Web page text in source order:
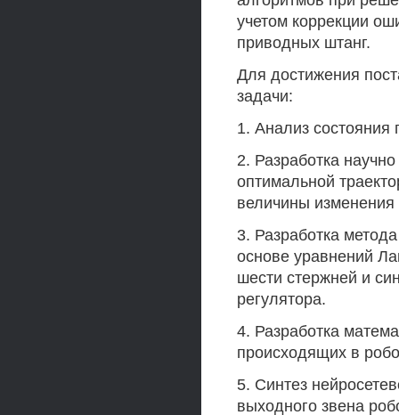
учетом коррекции
приводных штанг.
Для достижения
задачи:
1. Анализ
2. Разработка
оптимальной
величины
3. Разработка
основе уравнений
шести стержней и
регулятора.
4. Разработка
происходящих в
5. Синтез
выходного звена